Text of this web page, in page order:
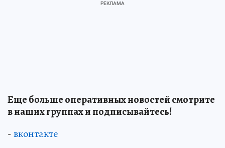
Еще больше оперативных новостей смотрите
в наших группах и подписывайтесь!
-вконтакте